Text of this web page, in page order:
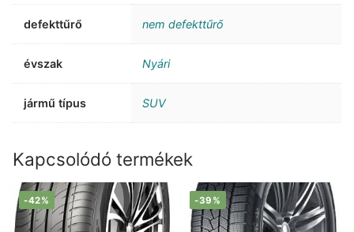
defekttűrő nem defekttűrő
évszak Nyári
jármű típus SUV
Kapcsolódó termékek
-42% -39%